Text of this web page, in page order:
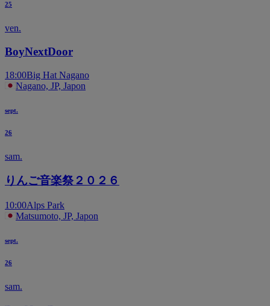
25
ven.
BoyNextDoor
18:00Big Hat Nagano
Nagano, JP, Japon
sept.
26
sam.
りんご音楽祭２０２６
10:00Alps Park
Matsumoto, JP, Japon
sept.
26
sam.